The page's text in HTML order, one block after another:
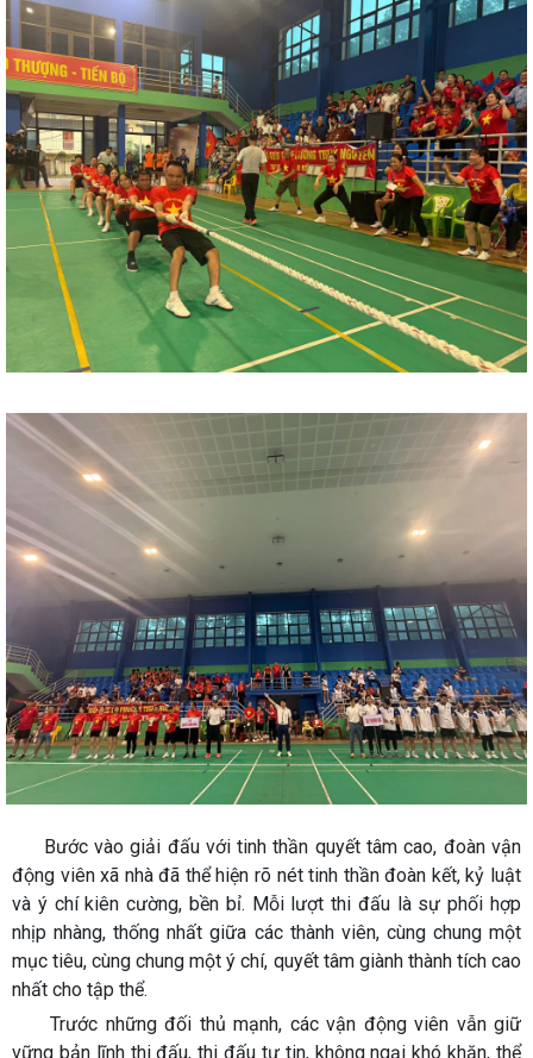
Bước vào giải đấu với tinh thần quyết tâm cao, đoàn vận
động viên xã nhà đã thể hiện rõ nét tinh thần đoàn kết, kỷ luật
và ý chí kiên cường, bền bỉ. Mỗi lượt thi đấu là sự phối hợp
nhịp nhàng, thống nhất giữa các thành viên, cùng chung một
mục tiêu, cùng chung một ý chí, quyết tâm giành thành tích cao
nhất cho tập thể.
Trước những đối thủ mạnh, các vận động viên vẫn giữ
vững bản lĩnh thi đấu, thi đấu tự tin, không ngại khó khăn, thể